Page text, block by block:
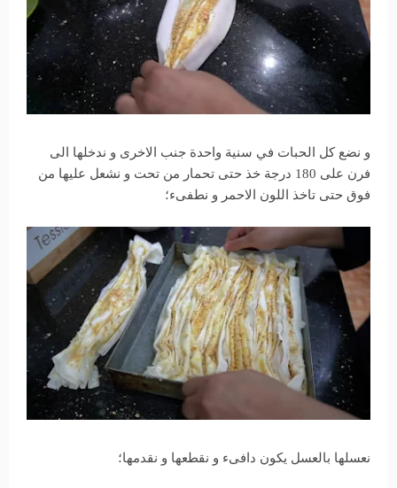
و نضع كل الحبات في سنية واحدة جنب الاخرى و ندخلها الى
فرن على 180 درجة خذ حتى تحمار من تحت و نشعل عليها من
فوق حتى تاخذ اللون الاحمر و نطفىء؛
نعسلها بالعسل يكون دافىء و نقطعها و نقدمها؛